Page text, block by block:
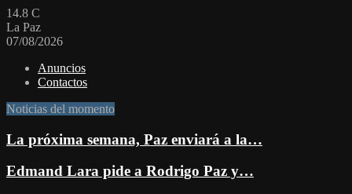
14.8 C
La Paz
07/08/2026
Anuncios
Contactos
Noticias del momento
La próxima semana, Paz enviará a la…
Edmand Lara pide a Rodrigo Paz y…